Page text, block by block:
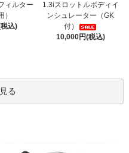
ィルター
）
込)
1.3iスロットルボディイ
ンシュレーター（GK
付）
10,000円(税込)
る